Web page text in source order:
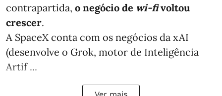
contrapartida, o negócio de wi-fivoltou
crescer.
A SpaceX conta com os negócios da xAI
(desenvolve o Grok, motor de Inteligência
Artif ...